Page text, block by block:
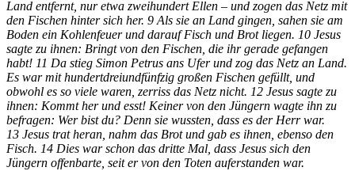
Land entfernt, nur etwa zweihundert Ellen – und zogen das Netz mit
den Fischen hinter sich her. 9 Als sie an Land gingen, sahen sie am
Boden ein Kohlenfeuer und darauf Fisch und Brot liegen. 10 Jesus
sagte zu ihnen: Bringt von den Fischen, die ihr gerade gefangen
habt! 11 Da stieg Simon Petrus ans Ufer und zog das Netz an Land.
Es war mit hundertdreiundfünfzig großen Fischen gefüllt, und
obwohl es so viele waren, zerriss das Netz nicht. 12 Jesus sagte zu
ihnen: Kommt her und esst! Keiner von den Jüngern wagte ihn zu
befragen: Wer bist du? Denn sie wussten, dass es der Herr war.
13 Jesus trat heran, nahm das Brot und gab es ihnen, ebenso den
Fisch. 14 Dies war schon das dritte Mal, dass Jesus sich den
Jüngern offenbarte, seit er von den Toten auferstanden war.